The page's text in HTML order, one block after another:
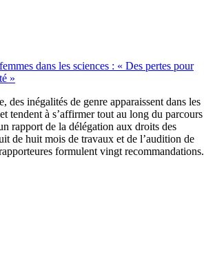
dans les sciences : « Des pertes pour
»
des inégalités de genre apparaissent dans les
tendent à s’affirmer tout au long du parcours
rapport de la délégation aux droits des
de huit mois de travaux et de l’audition de
formulent vingt recommandations.